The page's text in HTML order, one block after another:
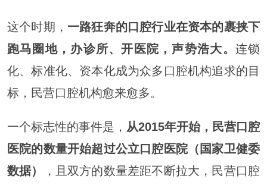
这个时期， 一路狂奔的口腔行业在资本的裹挟下
跑马圈地，办诊所、开医院，声势浩大。 连锁
化、标准化、资本化成为众多口腔机构追求的目
标，民营口腔机构愈来愈多。
一个标志性的事件是， 从2015年开始，民营口腔
医院的数量开始超过公立口腔医院（国家卫健委
数据）
，且双方的数量差距不断拉大，民营口腔